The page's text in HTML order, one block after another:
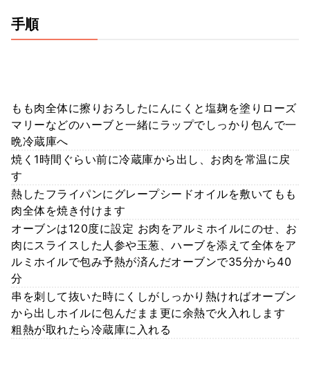
手順
もも肉全体に擦りおろしたにんにくと塩麹を塗りローズ
マリーなどのハーブと一緒にラップでしっかり包んで一
晩冷蔵庫へ
焼く1時間ぐらい前に冷蔵庫から出し、お肉を常温に戻
す
熱したフライパンにグレープシードオイルを敷いてもも
肉全体を焼き付けます
オーブンは120度に設定 お肉をアルミホイルにのせ、お
肉にスライスした人参や玉葱、ハーブを添えて全体をア
ルミホイルで包み予熱が済んだオーブンで35分から40
分
串を刺して抜いた時にくしがしっかり熱ければオーブン
から出しホイルに包んだまま更に余熱で火入れします
粗熱が取れたら冷蔵庫に入れる